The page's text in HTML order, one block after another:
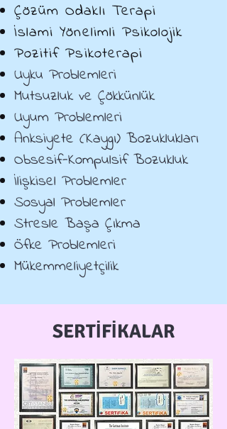
Çözüm Odaklı Terapi
İslami Yönelimli Psikolojik
Pozitif Psikoterapi
Uyku Problemleri
Mutsuzluk ve Çökkünlük
Uyum Problemleri
Anksiyete (Kaygı) Bozuklukları
Obsesif-Kompulsif Bozukluk
İlişkisel Problemler
Sosyal Problemler
Stresle Başa Çıkma
Öfke Problemleri
Mükemmeliyetçilik
SERTİFİKALAR